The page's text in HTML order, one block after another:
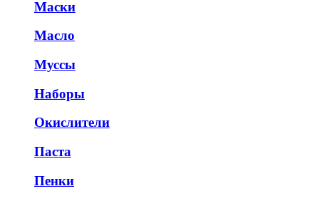
Маски
Масло
Муссы
Наборы
Окислители
Паста
Пенки